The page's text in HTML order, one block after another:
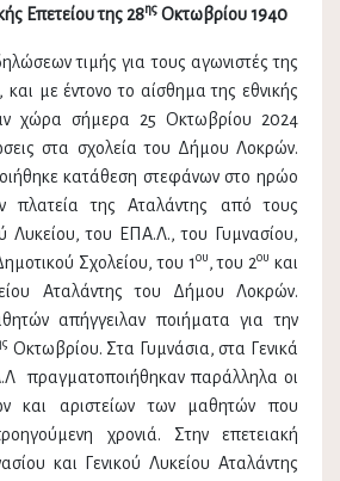
Επετείου της 28ης Οκτωβρίου 1940
τιμής για τους αγωνιστές της
με έντονο το αίσθημα της εθνικής
χώρα σήμερα 25 Οκτωβρίου 2024
στα σχολεία του Δήμου Λοκρών.
κατάθεση στεφάνων στο ηρώο
πλατεία της Αταλάντης από τους
Λυκείου, του ΕΠΑ.Λ., του Γυμνασίου,
Σχολείου, του 1ου, του 2ου και
Αταλάντης του Δήμου Λοκρών.
απήγγειλαν ποιήματα για την
Οκτωβρίου. Στα Γυμνάσια, στα Γενικά
πραγματοποιήθηκαν παράλληλα οι
και αριστείων των μαθητών που
χρονιά. Στην επετειακή
και Γενικού Λυκείου Αταλάντης